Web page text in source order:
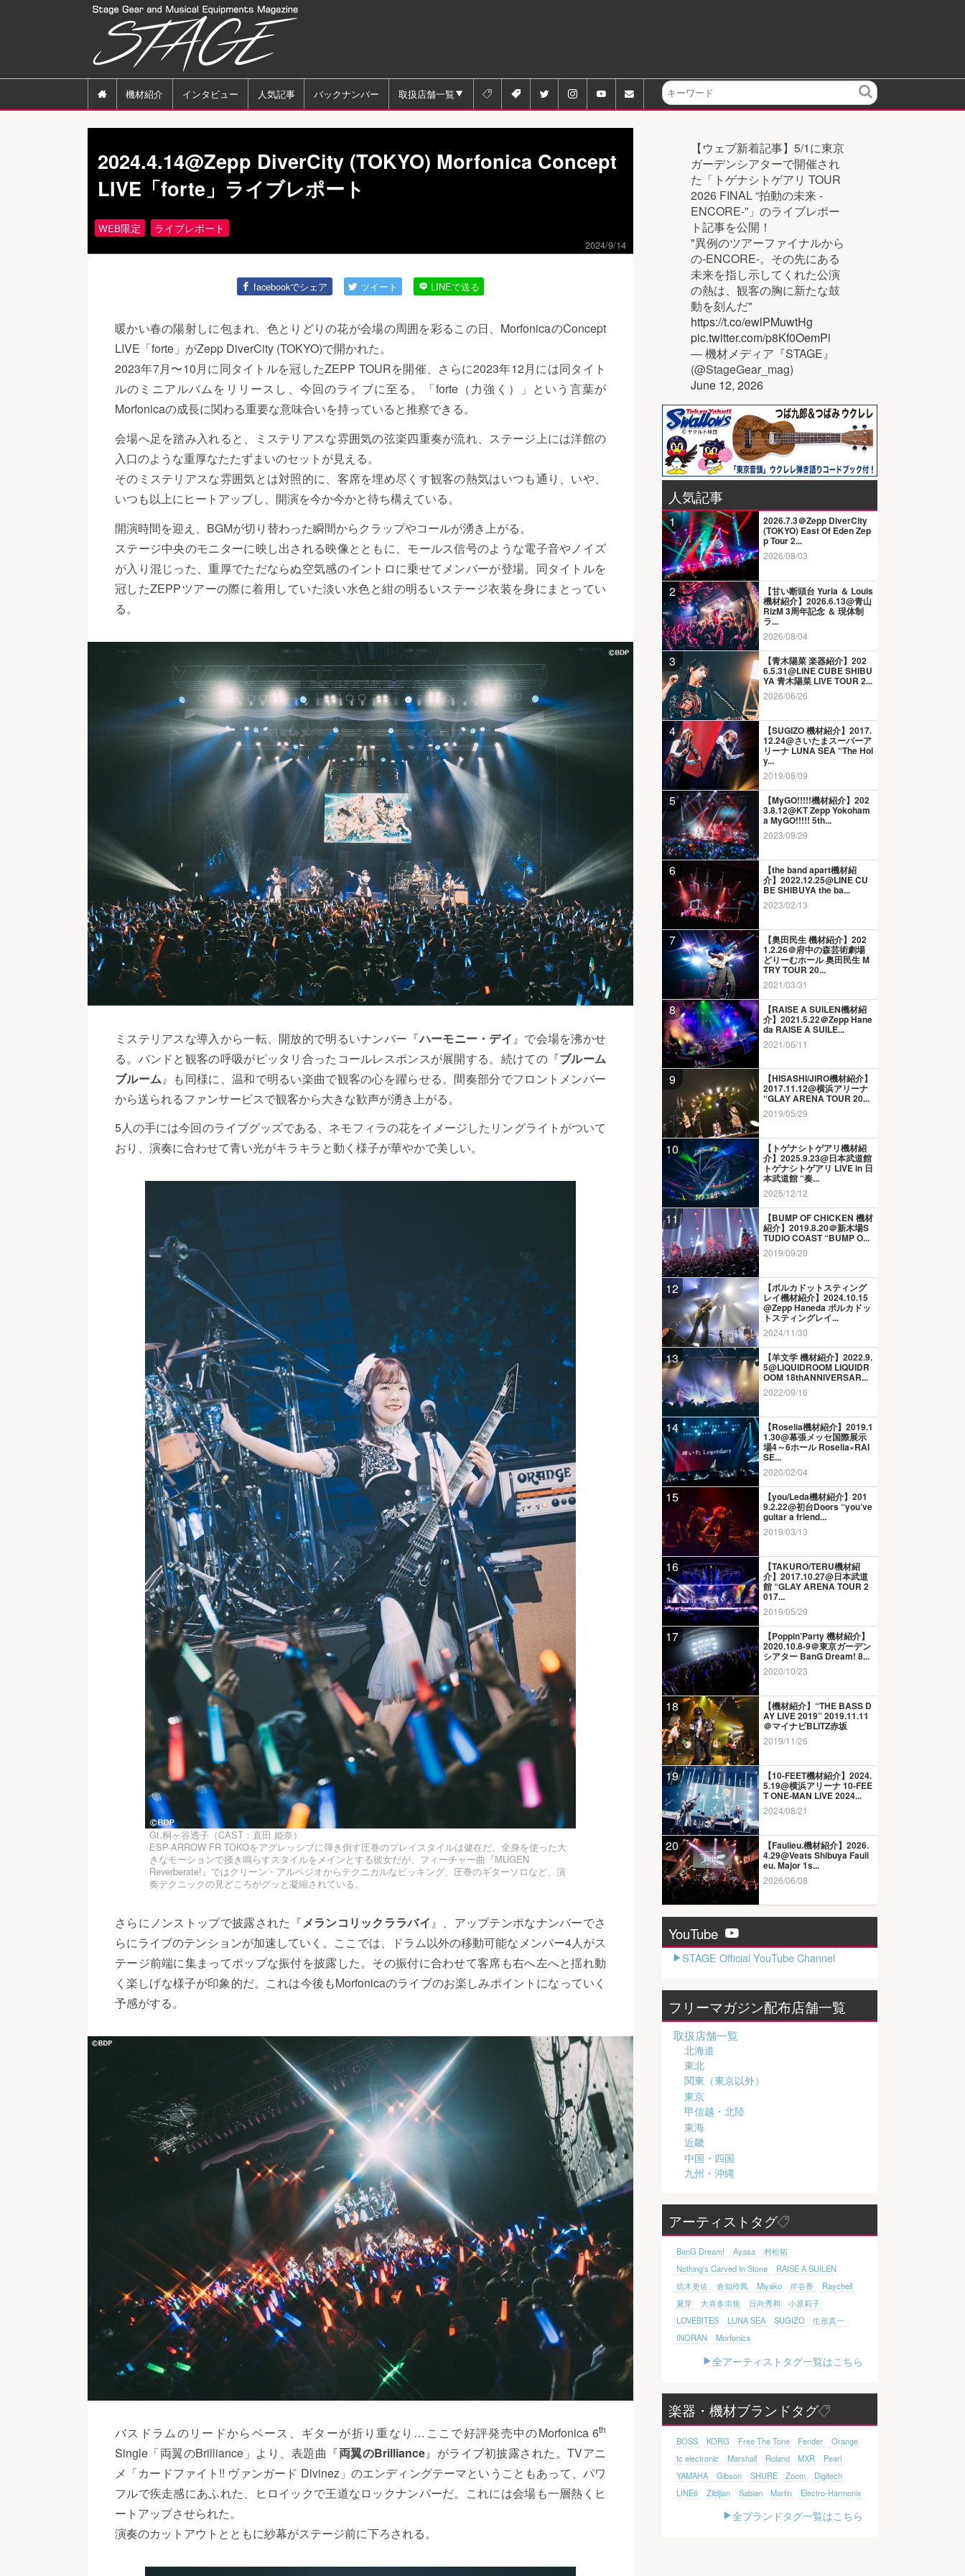
 機材紹介 インタビュー 人気記事 バックナンバー 取扱店舗一覧      
検
2024.4.14@Zepp DiverCity (TOKYO) Morfonica Concept
LIVE「forte」ライブレポート
WEB限定 ライブレポート
2024/9/14
facebookでシェア ツイート LINEで送る
暖かい春の陽射しに包まれ、色とりどりの花が会場の周囲を彩るこの日、MorfonicaのConcept
LIVE「forte」がZepp DiverCity (TOKYO)で開かれた。
2023年7月〜10月に同タイトルを冠したZEPP TOURを開催、さらに2023年12月には同タイト
ルのミニアルバムをリリースし、今回のライブに至る。「forte（力強く）」という言葉が
Morfonicaの成長に関わる重要な意味合いを持っていると推察できる。
会場へ足を踏み入れると、ミステリアスな雰囲気の弦楽四重奏が流れ、ステージ上には洋館の
入口のような重厚なたたずまいのセットが見える。
そのミステリアスな雰囲気とは対照的に、客席を埋め尽くす観客の熱気はいつも通り、いや、
いつも以上にヒートアップし、開演を今か今かと待ち構えている。
開演時間を迎え、BGMが切り替わった瞬間からクラップやコールが湧き上がる。
ステージ中央のモニターに映し出される映像とともに、モールス信号のような電子音やノイズ
が入り混じった、重厚でただならぬ空気感のイントロに乗せてメンバーが登場。同タイトルを
冠したZEPPツアーの際に着用していた淡い水色と紺の明るいステージ衣装を身にまとってい
る。
ミステリアスな導入から一転、開放的で明るいナンバー『ハーモニー・デイ』で会場を沸かせ
る。バンドと観客の呼吸がピッタリ合ったコールレスポンスが展開する。続けての『ブルーム
ブルーム』も同様に、温和で明るい楽曲で観客の心を躍らせる。間奏部分でフロントメンバー
から送られるファンサービスで観客から大きな歓声が湧き上がる。
5人の手には今回のライブグッズである、ネモフィラの花をイメージしたリングライトがついて
おり、演奏に合わせて青い光がキラキラと動く様子が華やかで美しい。
Gt.桐ヶ谷透子（CAST：直田 姫奈）
ESP-ARROW FR TOKOをアグレッシブに弾き倒す圧巻のプレイスタイルは健在だ。全身を使った大
きなモーションで掻き鳴らすスタイルをメインとする彼女だが、フィーチャー曲『MUGEN
Reverberate!』ではクリーン・アルペジオからテクニカルなピッキング、圧巻のギターソロなど、演
奏テクニックの見どころがグッと凝縮されている。
さらにノンストップで披露された『メランコリックララバイ』、アップテンポなナンバーでさ
らにライブのテンションが加速していく。ここでは、ドラム以外の移動可能なメンバー4人がス
テージ前端に集まってポップな振付を披露した。その振付に合わせて客席も右へ左へと揺れ動
く楽しげな様子が印象的だ。これは今後もMorfonicaのライブのお楽しみポイントになっていく
予感がする。
バスドラムのリードからベース、ギターが折り重なり…ここで好評発売中のMorfonica 6th
Single「両翼のBrilliance」より、表題曲『両翼のBrilliance』がライブ初披露された。TVアニ
メ「カードファイト!! ヴァンガード Divinez」のエンディングテーマということもあって、パワ
フルで疾走感にあふれた、ヒロイックで王道なロックナンバーだ。これには会場も一層熱くヒ
ートアップさせられた。
演奏のカットアウトとともに紗幕がステージ前に下ろされる。
【ウェブ新着記事】5/1に東京
ガーデンシアターで開催され
た「トゲナシトゲアリ TOUR
2026 FINAL “拍動の未来 -
ENCORE-”」のライブレポー
ト記事を公開！
"異例のツアーファイナルから
の-ENCORE-。その先にある
未来を指し示してくれた公演
の熱は、観客の胸に新たな鼓
動を刻んだ"
https://t.co/ewlPMuwtHg
pic.twitter.com/p8Kf0OemPi
— 機材メディア『STAGE』
(@StageGear_mag)
June 12, 2026
人気記事
1 2026.7.3＠Zepp DiverCity
(TOKYO) East Of Eden Zep
p Tour 2...
2026/08/03
2 【甘い断頭台 Yuria ＆ Louis
機材紹介】2026.6.13@青山
RizM 3周年記念 ＆ 現体制
ラ...
2026/08/04
3 【青木陽菜 楽器紹介】202
6.5.31@LINE CUBE SHIBU
YA 青木陽菜 LIVE TOUR 2...
2026/06/26
4 【SUGIZO 機材紹介】2017.
12.24@さいたまスーパーア
リーナ LUNA SEA “The Hol
y...
2019/08/09
5 【MyGO!!!!!機材紹介】202
3.8.12@KT Zepp Yokoham
a MyGO!!!!! 5th...
2023/09/29
6 【the band apart機材紹
介】2022.12.25@LINE CU
BE SHIBUYA the ba...
2023/02/13
7 【奥田民生 機材紹介】202
1.2.26＠府中の森芸術劇場
どりーむホール 奥田民生 M
TRY TOUR 20...
2021/03/31
8 【RAISE A SUILEN機材紹
介】2021.5.22＠Zepp Hane
da RAISE A SUILE...
2021/06/11
9 【HISASHI/JIRO機材紹介】
2017.11.12@横浜アリーナ
“GLAY ARENA TOUR 20...
2019/05/29
10 【トゲナシトゲアリ機材紹
介】2025.9.23@日本武道館
トゲナシトゲアリ LIVE in 日
本武道館 “奏...
2025/12/12
11 【BUMP OF CHICKEN 機材
紹介】2019.8.20＠新木場S
TUDIO COAST “BUMP O...
2019/09/20
12 【ポルカドットスティング
レイ機材紹介】2024.10.15
@Zepp Haneda ポルカドッ
トスティングレイ...
2024/11/30
13 【羊文学 機材紹介】2022.9.
5@LIQUIDROOM LIQUIDR
OOM 18thANNIVERSAR...
2022/09/16
14 【Roselia機材紹介】2019.1
1.30@幕張メッセ国際展示
場4～6ホール Roselia×RAI
SE...
2020/02/04
15 【you/Leda機材紹介】201
9.2.22@初台Doors “you’ve
guitar a friend...
2019/03/13
16 【TAKURO/TERU機材紹
介】2017.10.27@日本武道
館 “GLAY ARENA TOUR 2
017...
2019/05/29
17 【Poppin’Party 機材紹介】
2020.10.8-9＠東京ガーデン
シアター BanG Dream! 8...
2020/10/23
18 【機材紹介】“THE BASS D
AY LIVE 2019” 2019.11.11
＠マイナビBLITZ赤坂
2019/11/26
19 【10-FEET機材紹介】2024.
5.19@横浜アリーナ 10-FEE
T ONE-MAN LIVE 2024...
2024/08/21
20 【Faulieu.機材紹介】2026.
4.29@Veats Shibuya Fauli
eu. Major 1s...
2026/06/08
YouTube
STAGE Official YouTube Channel
フリーマガジン配布店舗一覧
取扱店舗一覧
北海道
東北
関東（東京以外）
東京
甲信越・北陸
東海
近畿
中国・四国
九州・沖縄
アーティストタグ
BanG Dream! Ayasa
村松拓
Nothing's Carved In Stone
RAISE A SUILEN
紡木吏佐
倉知玲鳳 Miyako 岸谷香
Raychell
夏芽
大喜多崇規 日向秀和
小原莉子
LOVEBITES
LUNA SEA SUGIZO
生形真一
INORAN
Morfonica
全アーティストタグ一覧はこちら
楽器・機材ブランドタグ
BOSS KORG Free The Tone Fender
Orange
tc electronic
Marshall Roland MXR
Pearl
YAMAHA
Gibson SHURE Zoom
Digitech
LINE6
Zildjian Sabian Martin Electro-Harmonix
全ブランドタグ一覧はこちら